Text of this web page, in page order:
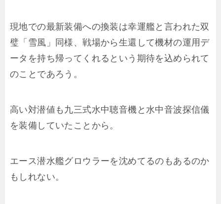
現地での最新装備への換装は幸運艦と言われた双
璧「雪風」同様、戦場から生還して機材の運用デ
ータを持ち帰ってくれるという期待を込められて
のことであろう。
高い対潜値も九三式水中聴音機と水中音波探信儀
を装備していたことから。
エース潜水艦グロウラーを沈めてるのもあるのか
もしれない。